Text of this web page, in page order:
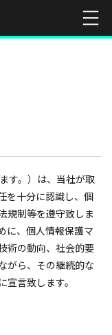
す。）は、当社が取
を十分に認識し、個
規制等を遵守致しま
に、個人情報保護マ
術の動向、社会的要
がら、その継続的な
言致します。